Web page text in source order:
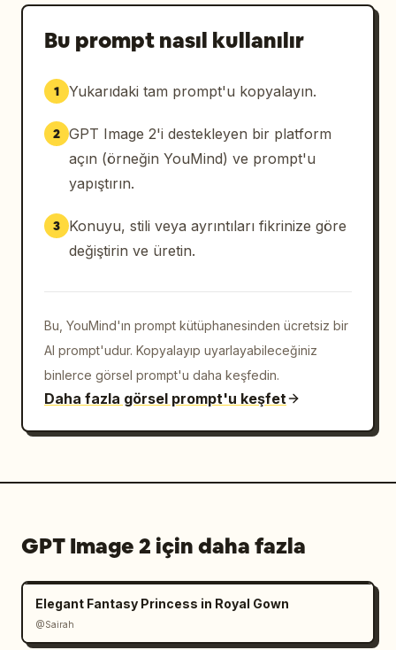
Bu prompt nasıl kullanılır
1 Yukarıdaki tam prompt'u kopyalayın.
2 GPT Image 2'i destekleyen bir platform
açın (örneğin YouMind) ve prompt'u
yapıştırın.
3
Konuyu, stili veya ayrıntıları fikrinize göre
değiştirin ve üretin.
Bu, YouMind'ın prompt kütüphanesinden ücretsiz bir
AI prompt'udur. Kopyalayıp uyarlayabileceğiniz
binlerce görsel prompt'u daha keşfedin.
Daha fazla görsel prompt'u keşfet
GPT Image 2 için daha fazla
Elegant Fantasy Princess in Royal Gown
@Sairah